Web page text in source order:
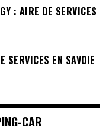
: AIRE DE SERVICES
SERVICES EN SAVOIE
CAR